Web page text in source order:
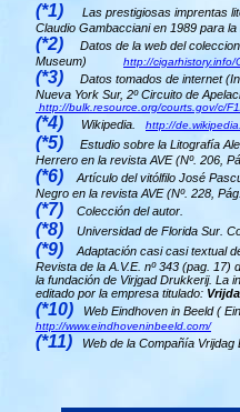
(*1)
Las prestigiosas imprentas
Claudio Gambacciani en 1989 para
(*2) Datos de la web del
Museum) http://cigarhistory.info/
(*3) Datos tomados de internet
Nueva York Sur, 2º Circuito de
http://bulk.resource.org/courts.gov/c/
(*4) Wikipedia. http://
(*5) Estudio sobre la Litografía
Herrero en la revista AVE (Nº. 206,
(*6) Artículo del vitólfilo José
Negro en la revista AVE (Nº. 228,
(*7) Colección del autor.
(*8) Universidad de Florida Sur.
(*9)
Adaptación casi casi textual
Revista de la A.V.E. nº 343 (pag. 17)
la fundación de Virjgad Drukkerij. La
editado por la empresa titulado:
(*10) Web Eindhoven in Beeld (
http://www.eindhoveninbeeld.com/
(*11) Web de la Compañía